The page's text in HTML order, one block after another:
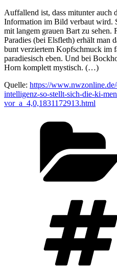
Auffallend ist, dass mitunter auch
Information im Bild verbaut wird.
mit langem grauen Bart zu sehen.
Paradies (bei Elsfleth) erhält man
bunt verziertem Kopfschmuck im
paradiesisch eben. Und bei
Horn komplett mystisch. (…)
Quelle: https://
intelligenz-so-stellt-sich-die-ki-
vor_a_4,0,1831172913.html